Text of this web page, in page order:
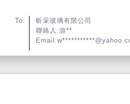
To:
昕采玻璃有限公司
聯絡人:游**